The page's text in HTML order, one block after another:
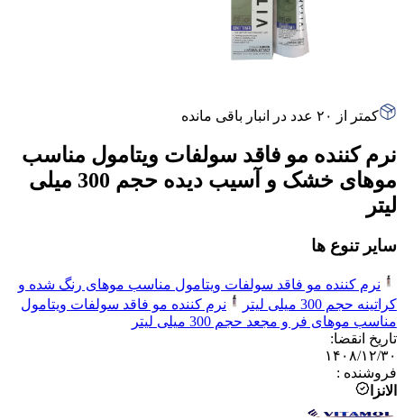
کمتر از ۲۰ عدد در انبار باقی مانده
نرم کننده مو فاقد سولفات ویتامول مناسب
موهای خشک و آسیب دیده حجم 300 میلی
لیتر
سایر تنوع ها
نرم کننده مو فاقد سولفات ویتامول مناسب موهای رنگ شده و
کراتینه حجم 300 میلی لیتر
نرم کننده مو فاقد سولفات ویتامول
مناسب موهای فر و مجعد حجم 300 میلی لیتر
تاریخ انقضا:
۱۴۰۸/۱۲/۳۰
فروشنده :
الانزا